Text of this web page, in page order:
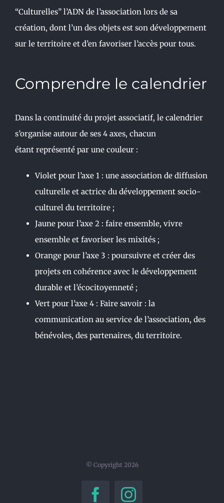
“Culturelles” l’ADN de l’association lors de sa
création, dont l’un des objets est son développement
sur le territoire et d’en favoriser l’accès pour tous.
Comprendre le calendrier
Dans la continuité du projet associatif, le calendrier
s’organise autour de ses 4 axes, chacun
étant représenté par une couleur :
Violet pour l’axe 1 : une association de diffusion
culturelle et actrice du développement socio-
culturel du territoire ;
Jaune pour l’axe 2 : faire ensemble, vivre
ensemble et favoriser les mixités ;
Orange pour l’axe 3 : poursuivre et créer des
projets en cohérence avec le développement
durable et l’écocitoyenneté ;
Vert pour l’axe 4 : Faire savoir : la
communication au service de l’association, des
bénévoles, des partenaires, du territoire.
© Copyright 2026